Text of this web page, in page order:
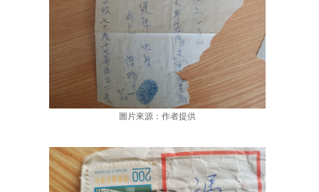
圖片來源：作者提供